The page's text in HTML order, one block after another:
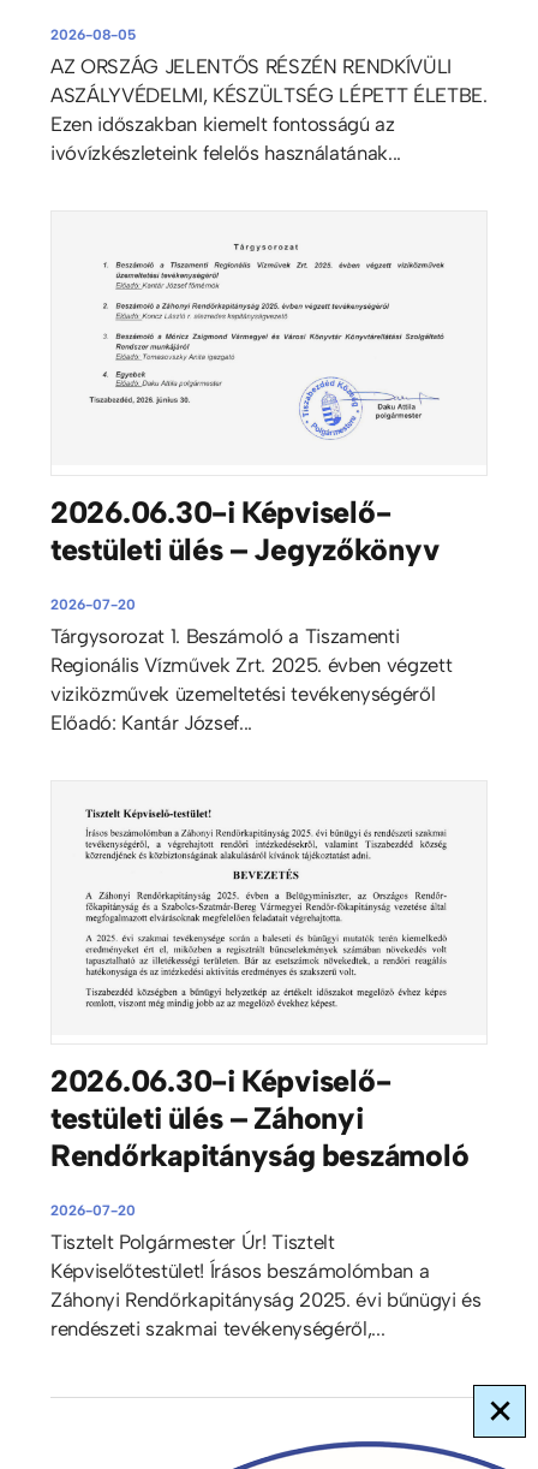
2026-08-05
AZ ORSZÁG JELENTŐS RÉSZÉN RENDKÍVÜLI
ASZÁLYVÉDELMI, KÉSZÜLTSÉG LÉPETT ÉLETBE.
Ezen időszakban kiemelt fontosságú az
ivóvízkészleteink felelős használatának...
2026.06.30-i Képviselő-
testületi ülés – Jegyzőkönyv
2026-07-20
Tárgysorozat 1. Beszámoló a Tiszamenti
Regionális Vízművek Zrt. 2025. évben végzett
viziközművek üzemeltetési tevékenységéről
Előadó: Kantár József...
2026.06.30-i Képviselő-
testületi ülés – Záhonyi
Rendőrkapitányság beszámoló
2026-07-20
Tisztelt Polgármester Úr! Tisztelt
Képviselőtestület! Írásos beszámolómban a
Záhonyi Rendőrkapitányság 2025. évi bűnügyi és
rendészeti szakmai tevékenységéről,...
×